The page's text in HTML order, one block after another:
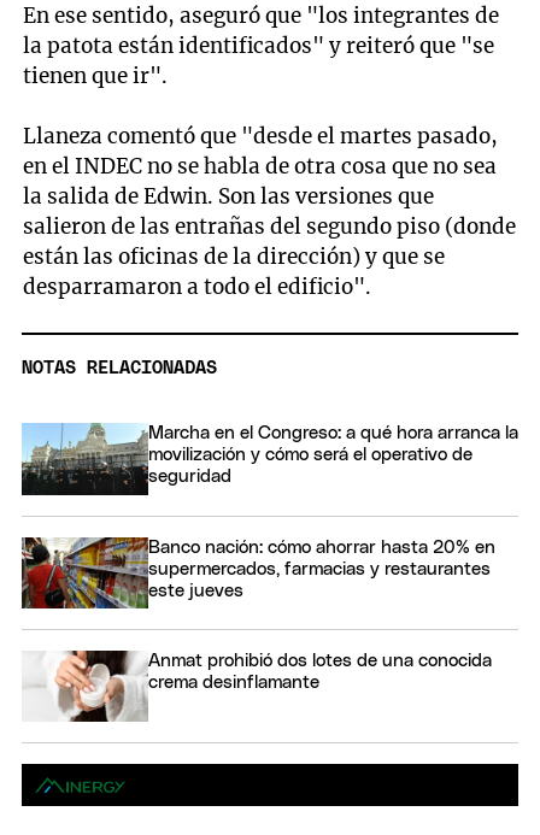
En ese sentido, aseguró que "los integrantes de
la patota están identificados" y reiteró que "se
tienen que ir".
Llaneza comentó que "desde el martes pasado,
en el INDEC no se habla de otra cosa que no sea
la salida de Edwin. Son las versiones que
salieron de las entrañas del segundo piso (donde
están las oficinas de la dirección) y que se
desparramaron a todo el edificio".
NOTAS RELACIONADAS
Marcha en el Congreso: a qué hora arranca la
movilización y cómo será el operativo de
seguridad
Banco nación: cómo ahorrar hasta 20% en
supermercados, farmacias y restaurantes
este jueves
Anmat prohibió dos lotes de una conocida
crema desinflamante